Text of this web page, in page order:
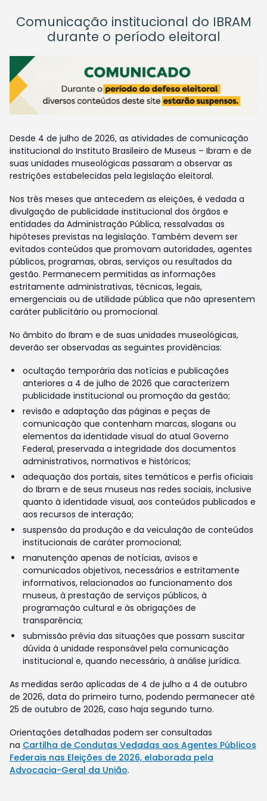
Comunicação institucional do IBRAM
durante o período eleitoral
Desde 4 de julho de 2026, as atividades de comunicação
institucional do Instituto Brasileiro de Museus – Ibram e de
suas unidades museológicas passaram a observar as
restrições estabelecidas pela legislação eleitoral.
Nos três meses que antecedem as eleições, é vedada a
divulgação de publicidade institucional dos órgãos e
entidades da Administração Pública, ressalvadas as
hipóteses previstas na legislação. Também devem ser
evitados conteúdos que promovam autoridades, agentes
públicos, programas, obras, serviços ou resultados da
gestão. Permanecem permitidas as informações
estritamente administrativas, técnicas, legais,
emergenciais ou de utilidade pública que não apresentem
caráter publicitário ou promocional.
No âmbito do Ibram e de suas unidades museológicas,
deverão ser observadas as seguintes providências:
ocultação temporária das notícias e publicações
anteriores a 4 de julho de 2026 que caracterizem
publicidade institucional ou promoção da gestão;
revisão e adaptação das páginas e peças de
comunicação que contenham marcas, slogans ou
elementos da identidade visual do atual Governo
Federal, preservada a integridade dos documentos
administrativos, normativos e históricos;
adequação dos portais, sites temáticos e perfis oficiais
do Ibram e de seus museus nas redes sociais, inclusive
quanto à identidade visual, aos conteúdos publicados e
aos recursos de interação;
suspensão da produção e da veiculação de conteúdos
institucionais de caráter promocional;
manutenção apenas de notícias, avisos e
comunicados objetivos, necessários e estritamente
informativos, relacionados ao funcionamento dos
museus, à prestação de serviços públicos, à
programação cultural e às obrigações de
transparência;
submissão prévia das situações que possam suscitar
dúvida à unidade responsável pela comunicação
institucional e, quando necessário, à análise jurídica.
As medidas serão aplicadas de 4 de julho a 4 de outubro
de 2026, data do primeiro turno, podendo permanecer até
25 de outubro de 2026, caso haja segundo turno.
Orientações detalhadas podem ser consultadas
na Cartilha de Condutas Vedadas aos Agentes Públicos
Federais nas Eleições de 2026, elaborada pela
Advocacia-Geral da União.